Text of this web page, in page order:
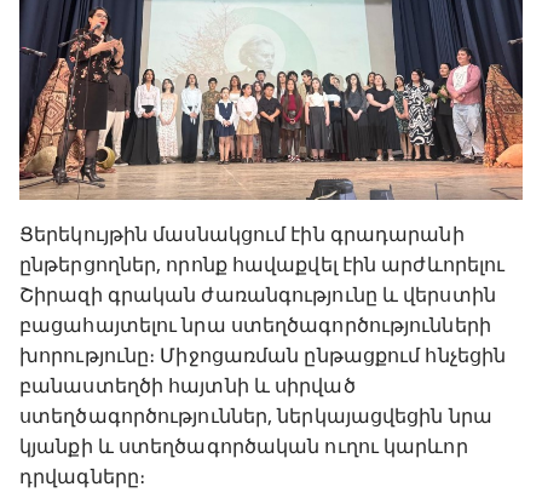
Ցերեկույթին մասնակցում էին գրադարանի
ընթերցողներ, որոնք հավաքվել էին արժևորելու
Շիրազի գրական ժառանգությունը և վերստին
բացահայտելու նրա ստեղծագործությունների
խորությունը։ Միջոցառման ընթացքում հնչեցին
բանաստեղծի հայտնի և սիրված
ստեղծագործություններ, ներկայացվեցին նրա
կյանքի և ստեղծագործական ուղու կարևոր
դրվագները։